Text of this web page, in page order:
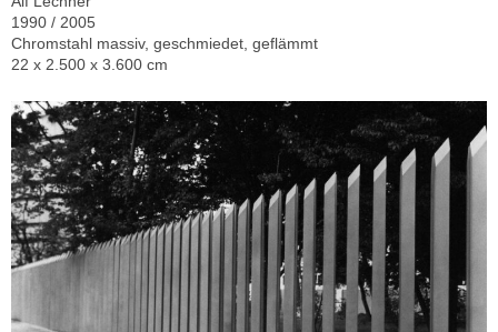
1990 / 2005
Chromstahl massiv, geschmiedet, geflämmt
22 x 2.500 x 3.600 cm